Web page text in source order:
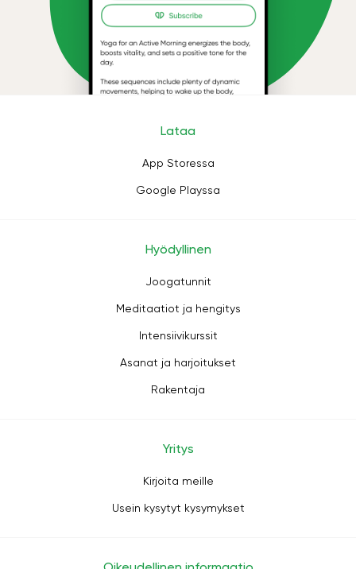
Lataa
App Storessa
Google Playssa
Hyödyllinen
Joogatunnit
Meditaatiot ja hengitys
Intensiivikurssit
Asanat ja harjoitukset
Rakentaja
Yritys
Kirjoita meille
Usein kysytyt kysymykset